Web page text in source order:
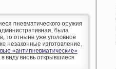
пневматического оружия
была
то отныне уже уголовное
незаконные изготовление,
«антипневматические»
виду вновь открывшиеся